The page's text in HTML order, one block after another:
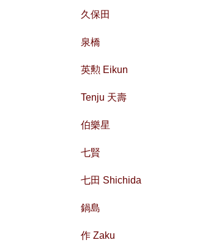
久保田
泉橋
英勲 Eikun
Tenju 天壽
伯樂星
七賢
七田 Shichida
鍋島
作 Zaku